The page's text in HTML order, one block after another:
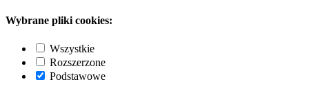
Wybrane pliki cookies:
Wszystkie
Rozszerzone
Podstawowe